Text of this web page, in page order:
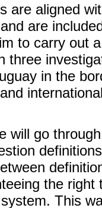
are aligned
are
to carry out
three
in the
will go
the
This